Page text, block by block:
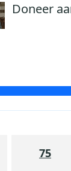
Doneer
75